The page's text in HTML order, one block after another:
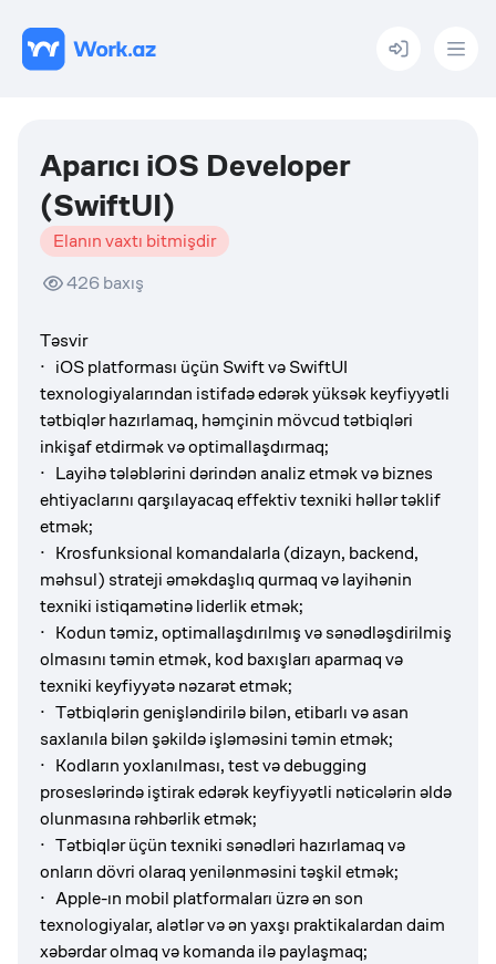
Menu
Aparıcı iOS Developer
(SwiftUI)
Elanın vaxtı bitmişdir
426baxış
Təsvir
· iOS platforması üçün Swift və SwiftUI
texnologiyalarından istifadə edərək yüksək keyfiyyətli
tətbiqlər hazırlamaq, həmçinin mövcud tətbiqləri
inkişaf etdirmək və optimallaşdırmaq;
· Layihə tələblərini dərindən analiz etmək və biznes
ehtiyaclarını qarşılayacaq effektiv texniki həllər təklif
etmək;
· Krosfunksional komandalarla (dizayn, backend,
məhsul) strateji əməkdaşlıq qurmaq və layihənin
texniki istiqamətinə liderlik etmək;
· Kodun təmiz, optimallaşdırılmış və sənədləşdirilmiş
olmasını təmin etmək, kod baxışları aparmaq və
texniki keyfiyyətə nəzarət etmək;
· Tətbiqlərin genişləndirilə bilən, etibarlı və asan
saxlanıla bilən şəkildə işləməsini təmin etmək;
· Kodların yoxlanılması, test və debugging
proseslərində iştirak edərək keyfiyyətli nəticələrin əldə
olunmasına rəhbərlik etmək;
· Tətbiqlər üçün texniki sənədləri hazırlamaq və
onların dövri olaraq yenilənməsini təşkil etmək;
· Apple-ın mobil platformaları üzrə ən son
texnologiyalar, alətlər və ən yaxşı praktikalardan daim
xəbərdar olmaq və komanda ilə paylaşmaq;